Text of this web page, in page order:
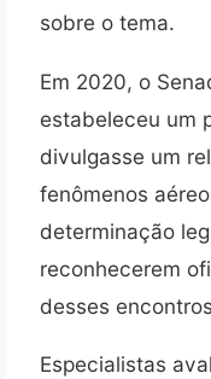
sobre o tema.
Em 2020, o
estabeleceu um
divulgasse um
fenômenos
determinação
reconhecerem
desses
Especialistas